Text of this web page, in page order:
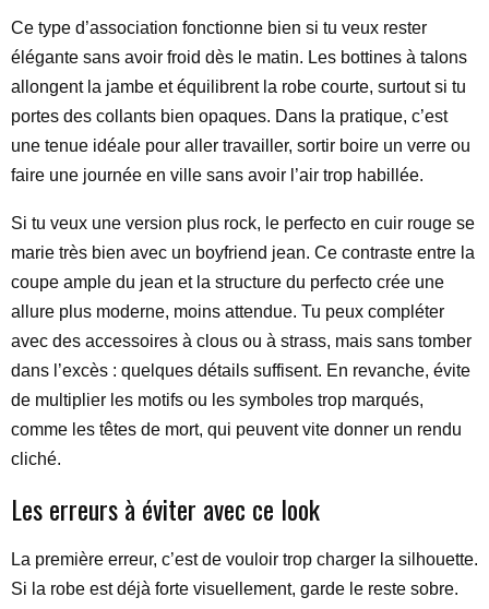
Ce type d’association fonctionne bien si tu veux rester
élégante sans avoir froid dès le matin. Les bottines à talons
allongent la jambe et équilibrent la robe courte, surtout si tu
portes des collants bien opaques. Dans la pratique, c’est
une tenue idéale pour aller travailler, sortir boire un verre ou
faire une journée en ville sans avoir l’air trop habillée.
Si tu veux une version plus rock, le perfecto en cuir rouge se
marie très bien avec un boyfriend jean. Ce contraste entre la
coupe ample du jean et la structure du perfecto crée une
allure plus moderne, moins attendue. Tu peux compléter
avec des accessoires à clous ou à strass, mais sans tomber
dans l’excès : quelques détails suffisent. En revanche, évite
de multiplier les motifs ou les symboles trop marqués,
comme les têtes de mort, qui peuvent vite donner un rendu
cliché.
Les erreurs à éviter avec ce look
La première erreur, c’est de vouloir trop charger la silhouette.
Si la robe est déjà forte visuellement, garde le reste sobre.